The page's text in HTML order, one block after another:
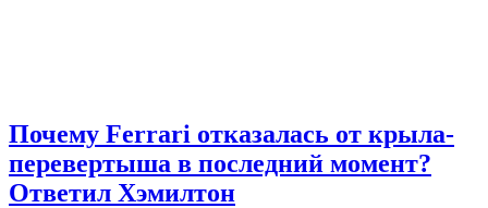
Почему Ferrari отказалась от крыла-
перевертыша в последний момент?
Ответил Хэмилтон